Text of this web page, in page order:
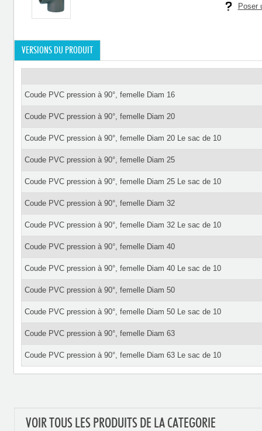
Poser
VERSIONS DU PRODUIT
Coude PVC pression à 90°, femelle Diam 16
Coude PVC pression à 90°, femelle Diam 20
Coude PVC pression à 90°, femelle Diam 20 Le sac de 10
Coude PVC pression à 90°, femelle Diam 25
Coude PVC pression à 90°, femelle Diam 25 Le sac de 10
Coude PVC pression à 90°, femelle Diam 32
Coude PVC pression à 90°, femelle Diam 32 Le sac de 10
Coude PVC pression à 90°, femelle Diam 40
Coude PVC pression à 90°, femelle Diam 40 Le sac de 10
Coude PVC pression à 90°, femelle Diam 50
Coude PVC pression à 90°, femelle Diam 50 Le sac de 10
Coude PVC pression à 90°, femelle Diam 63
Coude PVC pression à 90°, femelle Diam 63 Le sac de 10
VOIR TOUS LES PRODUITS DE LA CATEGORIE